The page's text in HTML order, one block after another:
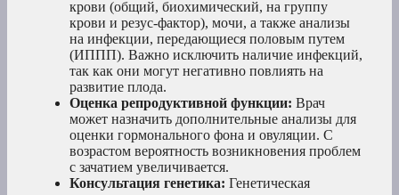
крови (общий, биохимический, на группу
крови и резус-фактор), мочи, а также анализы
на инфекции, передающиеся половым путем
(ИППП). Важно исключить наличие инфекций,
так как они могут негативно повлиять на
развитие плода.
Оценка репродуктивной функции: Врач
может назначить дополнительные анализы для
оценки гормонального фона и овуляции. С
возрастом вероятность возникновения проблем
с зачатием увеличивается.
Консультация генетика: Генетическая